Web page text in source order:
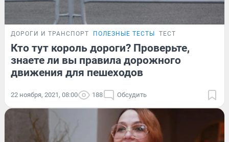
ДОРОГИ И ТРАНСПОРТ ПОЛЕЗНЫЕ ТЕСТЫ ТЕСТ
Кто тут король дороги? Проверьте,
знаете ли вы правила дорожного
движения для пешеходов
22 ноября, 2021, 08:00 188 Обсудить